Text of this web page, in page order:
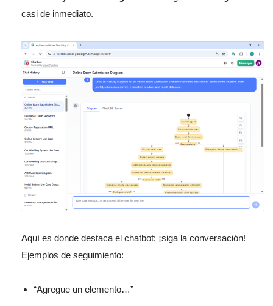
casi de inmediato.
Aquí es donde destaca el chatbot: ¡siga la conversación!
Ejemplos de seguimiento:
“Agregue un elemento…”